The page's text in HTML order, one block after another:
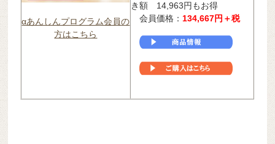
αあんしんプログラム会員の
方はこちら
き額 14,963円もお得
会員価格：134,667円＋税